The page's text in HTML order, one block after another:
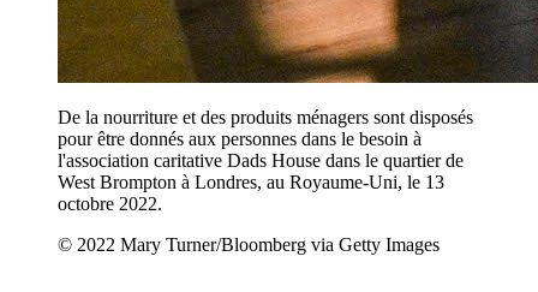
De la nourriture et des produits ménagers sont disposés
pour être donnés aux personnes dans le besoin à
l'association caritative Dads House dans le quartier de
West Brompton à Londres, au Royaume-Uni, le 13
octobre 2022.
© 2022 Mary Turner/Bloomberg via Getty Images